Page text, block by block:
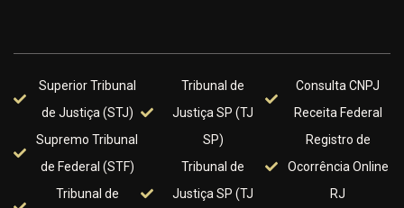
Superior Tribunal
de Justiça (STJ)
Supremo Tribunal
de Federal (STF)
Tribunal de
Tribunal de
Justiça SP (TJ
SP)
Tribunal de
Justiça SP (TJ
Consulta CNPJ
Receita Federal
Registro de
Ocorrência Online
RJ